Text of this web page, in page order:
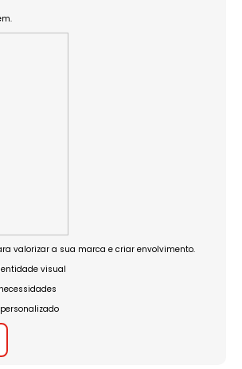
valorizar a sua marca e criar envolvimento.
visual